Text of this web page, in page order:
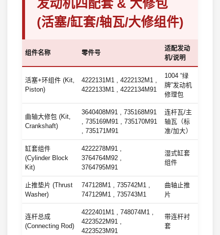
发动机四配套 & 大修包
(活塞/缸套/轴瓦/大修组件)
组件名称 零件号
适配发动
机/说明
活塞+环组件 (Kit,
Piston)
4222131M1 , 4222132M1 ,
4222133M1 , 4222134M91
1004 “绿
牌”发动机
修理包
曲轴大修包 (Kit,
Crankshaft)
3640408M91 , 735168M91
, 735169M91 , 735170M91
, 735171M91
连杆瓦/主
轴瓦（标
准/加大）
缸套组件
(Cylinder Block
Kit)
4222278M91 ,
3764764M92 ,
3764795M91
湿式缸套
组件
止推垫片 (Thrust
Washer)
747128M1 , 735742M1 ,
747129M1 , 735743M1
曲轴止推
片
连杆总成
(Connecting Rod)
4222401M1 , 748074M1 ,
4223522M91 ,
4223523M91
带连杆衬
套